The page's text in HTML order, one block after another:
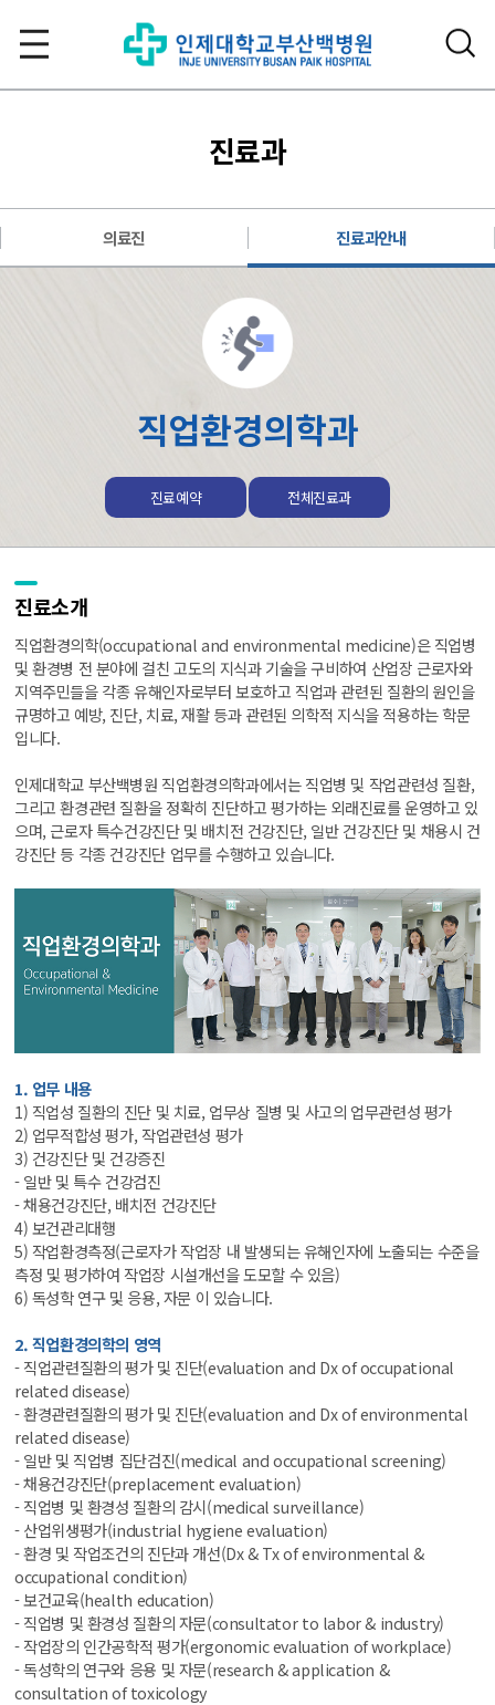
진료과
의료진 진료과안내
직업환경의학과
진료예약 전체진료과
진료소개
직업환경의학(occupational and environmental medicine)은 직업병
및 환경병 전 분야에 걸친 고도의 지식과 기술을 구비하여 산업장 근로자와
지역주민들을 각종 유해인자로부터 보호하고 직업과 관련된 질환의 원인을
규명하고 예방, 진단, 치료, 재활 등과 관련된 의학적 지식을 적용하는 학문
입니다.
인제대학교 부산백병원 직업환경의학과에서는 직업병 및 작업관련성 질환,
그리고 환경관련 질환을 정확히 진단하고 평가하는 외래진료를 운영하고 있
으며, 근로자 특수건강진단 및 배치전 건강진단, 일반 건강진단 및 채용시 건
강진단 등 각종 건강진단 업무를 수행하고 있습니다.
1. 업무 내용
1) 직업성 질환의 진단 및 치료, 업무상 질병 및 사고의 업무관련성 평가
2) 업무적합성 평가, 작업관련성 평가
3) 건강진단 및 건강증진
- 일반 및 특수 건강검진
- 채용건강진단, 배치전 건강진단
4) 보건관리대행
5) 작업환경측정(근로자가 작업장 내 발생되는 유해인자에 노출되는 수준을
측정 및 평가하여 작업장 시설개선을 도모할 수 있음)
6) 독성학 연구 및 응용, 자문 이 있습니다.
2. 직업환경의학의 영역
- 직업관련질환의 평가 및 진단(evaluation and Dx of occupational
related disease)
- 환경관련질환의 평가 및 진단(evaluation and Dx of environmental
related disease)
- 일반 및 직업병 집단검진(medical and occupational screening)
- 채용건강진단(preplacement evaluation)
- 직업병 및 환경성 질환의 감시(medical surveillance)
- 산업위생평가(industrial hygiene evaluation)
- 환경 및 작업조건의 진단과 개선(Dx & Tx of environmental &
occupational condition)
- 보건교육(health education)
- 직업병 및 환경성 질환의 자문(consultator to labor & industry)
- 작업장의 인간공학적 평가(ergonomic evaluation of workplace)
- 독성학의 연구와 응용 및 자문(research & application &
consultation of toxicology